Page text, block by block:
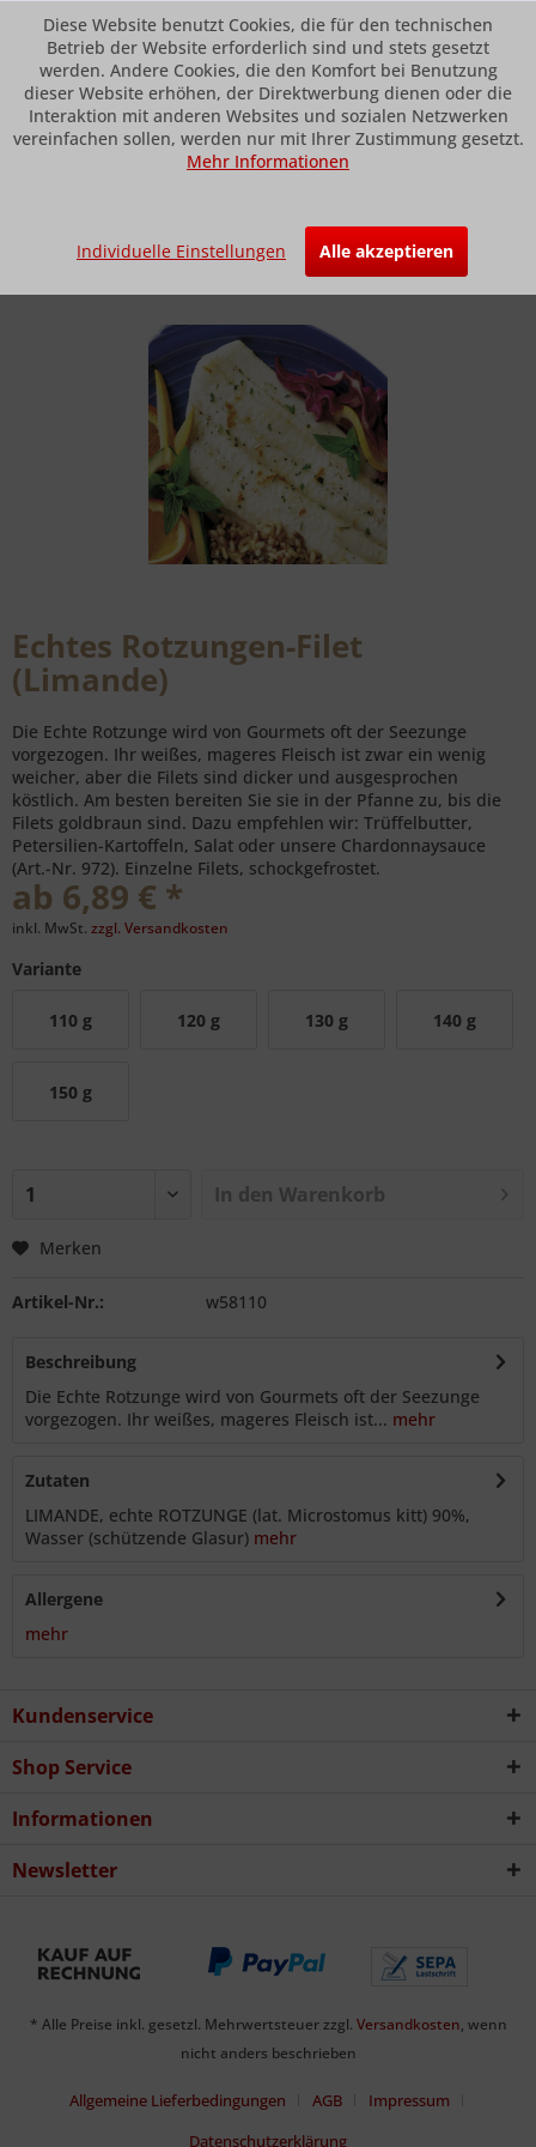
Menü
Echtes Rotzungen-Filet (Limande)
Echtes Rotzungen-Filet
(Limande)
Die Echte Rotzunge wird von Gourmets oft der Seezunge
vorgezogen. Ihr weißes, mageres Fleisch ist zwar ein wenig
weicher, aber die Filets sind dicker und ausgesprochen
köstlich. Am besten bereiten Sie sie in der Pfanne zu, bis die
Filets goldbraun sind. Dazu empfehlen wir: Trüffelbutter,
Petersilien-Kartoffeln, Salat oder unsere Chardonnaysauce
(Art.-Nr. 972). Einzelne Filets, schockgefrostet.
ab 6,89 € *
inkl. MwSt. zzgl. Versandkosten
Variante
110 g 120 g 130 g 140 g
150 g
In den Warenkorb
Merken
Artikel-Nr.: w58110
Beschreibung
Die Echte Rotzunge wird von Gourmets oft der Seezunge
vorgezogen. Ihr weißes, mageres Fleisch ist... mehr
Zutaten
LIMANDE, echte ROTZUNGE (lat. Microstomus kitt) 90%,
Wasser (schützende Glasur) mehr
Allergene
mehr
Kundenservice
Shop Service
Informationen
Newsletter
* Alle Preise inkl. gesetzl. Mehrwertsteuer zzgl. Versandkosten, wenn
nicht anders beschrieben
Allgemeine Lieferbedingungen AGB
Impressum
Datenschutzerklärung
Diese Website benutzt Cookies, die für den technischen
Betrieb der Website erforderlich sind und stets gesetzt
werden. Andere Cookies, die den Komfort bei Benutzung
dieser Website erhöhen, der Direktwerbung dienen oder die
Interaktion mit anderen Websites und sozialen Netzwerken
vereinfachen sollen, werden nur mit Ihrer Zustimmung gesetzt.
Mehr Informationen
Individuelle Einstellungen Alle akzeptieren